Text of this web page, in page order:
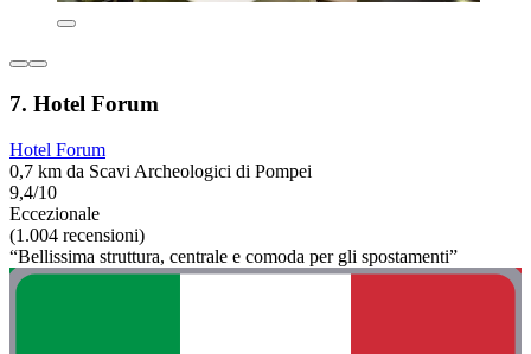
7. Hotel Forum
Hotel Forum
0,7 km da Scavi Archeologici di Pompei
9,4/10
Eccezionale
(1.004 recensioni)
“Bellissima struttura, centrale e comoda per gli spostamenti”